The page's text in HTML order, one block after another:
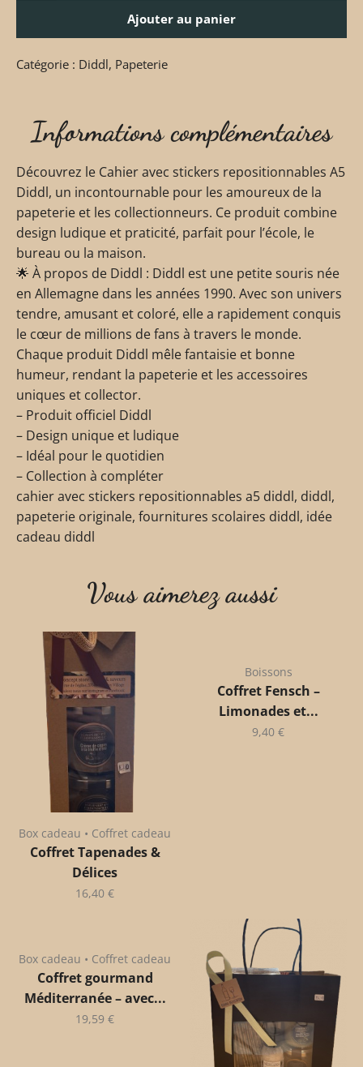
Ajouter au panier
Catégorie : Diddl, Papeterie
Informations complémentaires
Découvrez le Cahier avec stickers repositionnables A5
Diddl, un incontournable pour les amoureux de la
papeterie et les collectionneurs. Ce produit combine
design ludique et praticité, parfait pour l’école, le
bureau ou la maison.
🌟 À propos de Diddl : Diddl est une petite souris née
en Allemagne dans les années 1990. Avec son univers
tendre, amusant et coloré, elle a rapidement conquis
le cœur de millions de fans à travers le monde.
Chaque produit Diddl mêle fantaisie et bonne
humeur, rendant la papeterie et les accessoires
uniques et collector.
– Produit officiel Diddl
– Design unique et ludique
– Idéal pour le quotidien
– Collection à compléter
cahier avec stickers repositionnables a5 diddl, diddl,
papeterie originale, fournitures scolaires diddl, idée
cadeau diddl
Vous aimerez aussi
Box cadeau • Coffret cadeau
Coffret Tapenades &
Délices
16,40 €
Boissons
Coffret Fensch –
Limonades et...
9,40 €
Box cadeau • Coffret cadeau
Coffret gourmand
Méditerranée – avec...
19,59 €